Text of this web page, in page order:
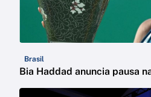
Brasil
Bia Haddad anuncia pausa